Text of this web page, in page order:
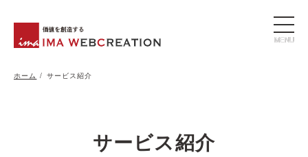
the
content
ホーム サービス紹介
サービス紹介